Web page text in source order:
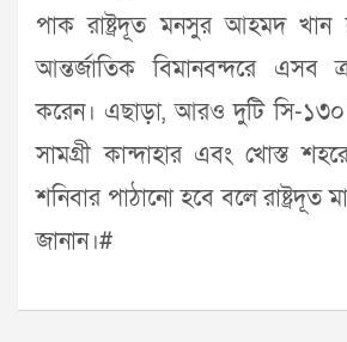
পাক রাষ্ট্রদূত মনসুর আহমদ খান
আন্তর্জাতিক বিমানবন্দরে এসব
করেন। এছাড়া, আরও দুটি সি-১৩০
সামগ্রী কান্দাহার এবং খোস্ত
শনিবার পাঠানো হবে বলে
জানান।#